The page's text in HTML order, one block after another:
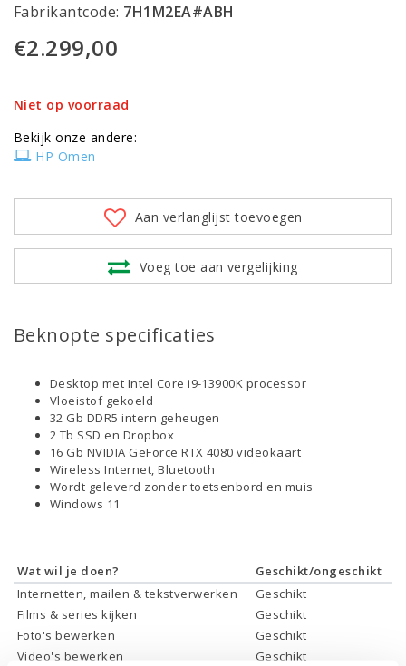
Fabrikantcode: 7H1M2EA#ABH
€2.299,00
Niet op voorraad
Bekijk onze andere:
HP Omen
Aan verlanglijst toevoegen
Voeg toe aan vergelijking
Beknopte specificaties
Desktop met Intel Core i9-13900K processor
Vloeistof gekoeld
32 Gb DDR5 intern geheugen
2 Tb SSD en Dropbox
16 Gb NVIDIA GeForce RTX 4080 videokaart
Wireless Internet, Bluetooth
Wordt geleverd zonder toetsenbord en muis
Windows 11
Wat wil je doen?
Geschikt/ongeschikt
Internetten, mailen & tekstverwerken
Geschikt
Films & series kijken
Geschikt
Foto's bewerken
Geschikt
Video's bewerken
Geschikt